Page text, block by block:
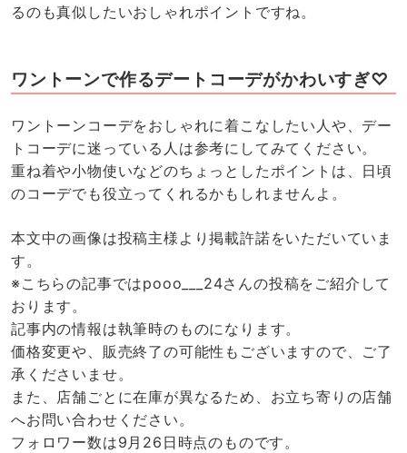
るのも真似したいおしゃれポイントですね。
ワントーンで作るデートコーデがかわいすぎ♡
ワントーンコーデをおしゃれに着こなしたい人や、デー
トコーデに迷っている人は参考にしてみてください。
重ね着や小物使いなどのちょっとしたポイントは、日頃
のコーデでも役立ってくれるかもしれませんよ。
本文中の画像は投稿主様より掲載許諾をいただいていま
す。
※こちらの記事ではpooo___24さんの投稿をご紹介して
おります。
記事内の情報は執筆時のものになります。
価格変更や、販売終了の可能性もございますので、ご了
承くださいませ。
また、店舗ごとに在庫が異なるため、お立ち寄りの店舗
へお問い合わせください。
フォロワー数は9月26日時点のものです。